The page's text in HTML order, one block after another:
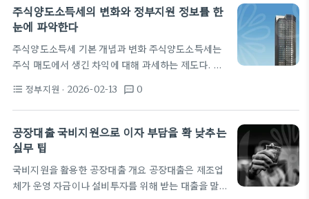
주식양도소득세의 변화와 정부지원 정보를 한
눈에 파악한다
주식양도소득세 기본 개념과 변화 주식양도소득세는
주식 매도에서 생긴 차익에 대해 과세하는 제도다. 일
과세 여부와 세율은 투자자의 상황에 따라 달라진다.
최근에는 정책 변화로 적용 범위나 신고 체계가 조정
되는 추세를 보이고 있다. 대주주 여부나 보유 주식 수
에 따라 양도소득세의 적용 범위가 결정되며, 특정 상
은 보유기간, 매매 차익, 공제 항목 등에 의해 달라진
다. 정책 변화의 배경은 과세 형평성과 시장 안정성 확
format_list_bulleted 정부지원 · 2026-02-13 textsms 0
공장대출 국비지원으로 이자 부담을 확 낮추는
실무 팁
국비지원을 활용한 공장대출 개요 공장대출은 제조업
체가 운영 자금이나 설비투자를 위해 받는 대출을 말